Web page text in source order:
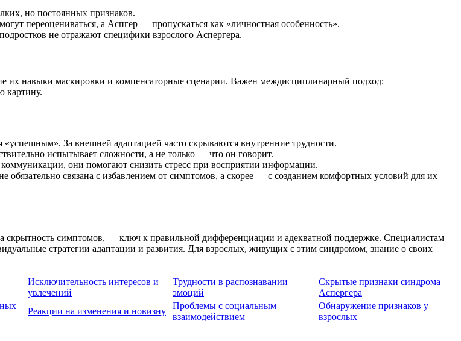
но постоянных признаков.
переоцениваться, а Аспгер — пропускаться как «личностная особенность».
не отражают специфики взрослого Аспергера.
их навыки маскировки и компенсаторные сценарии. Важен междисциплинарный подход:
картину.
За внешней адаптацией часто скрываются внутренние трудности.
испытывает сложности, а не только — что он говорит.
они помогают снизить стресс при восприятии информации.
связана с избавлением от симптомов, а скорее — с созданием комфортных условий для их
скрытность симптомов, — ключ к правильной дифференциации и адекватной поддержке. Специалистам
стратегии адаптации и развития. Для взрослых, живущих с этим синдромом, знание о своих
Исключительность интересов и
увлечений
Трудности в распознавании
эмоций
Скрытые признаки синдрома
Аспергера
Реакции на изменения и новизну
Проблемы с социальным
взаимодействием
Обнаружение признаков у
взрослых